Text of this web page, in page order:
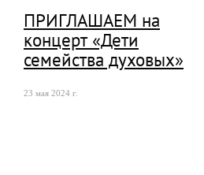
ПРИГЛАШАЕМ на
концерт «Дети
семейства духовых»
23 мая 2024 г.